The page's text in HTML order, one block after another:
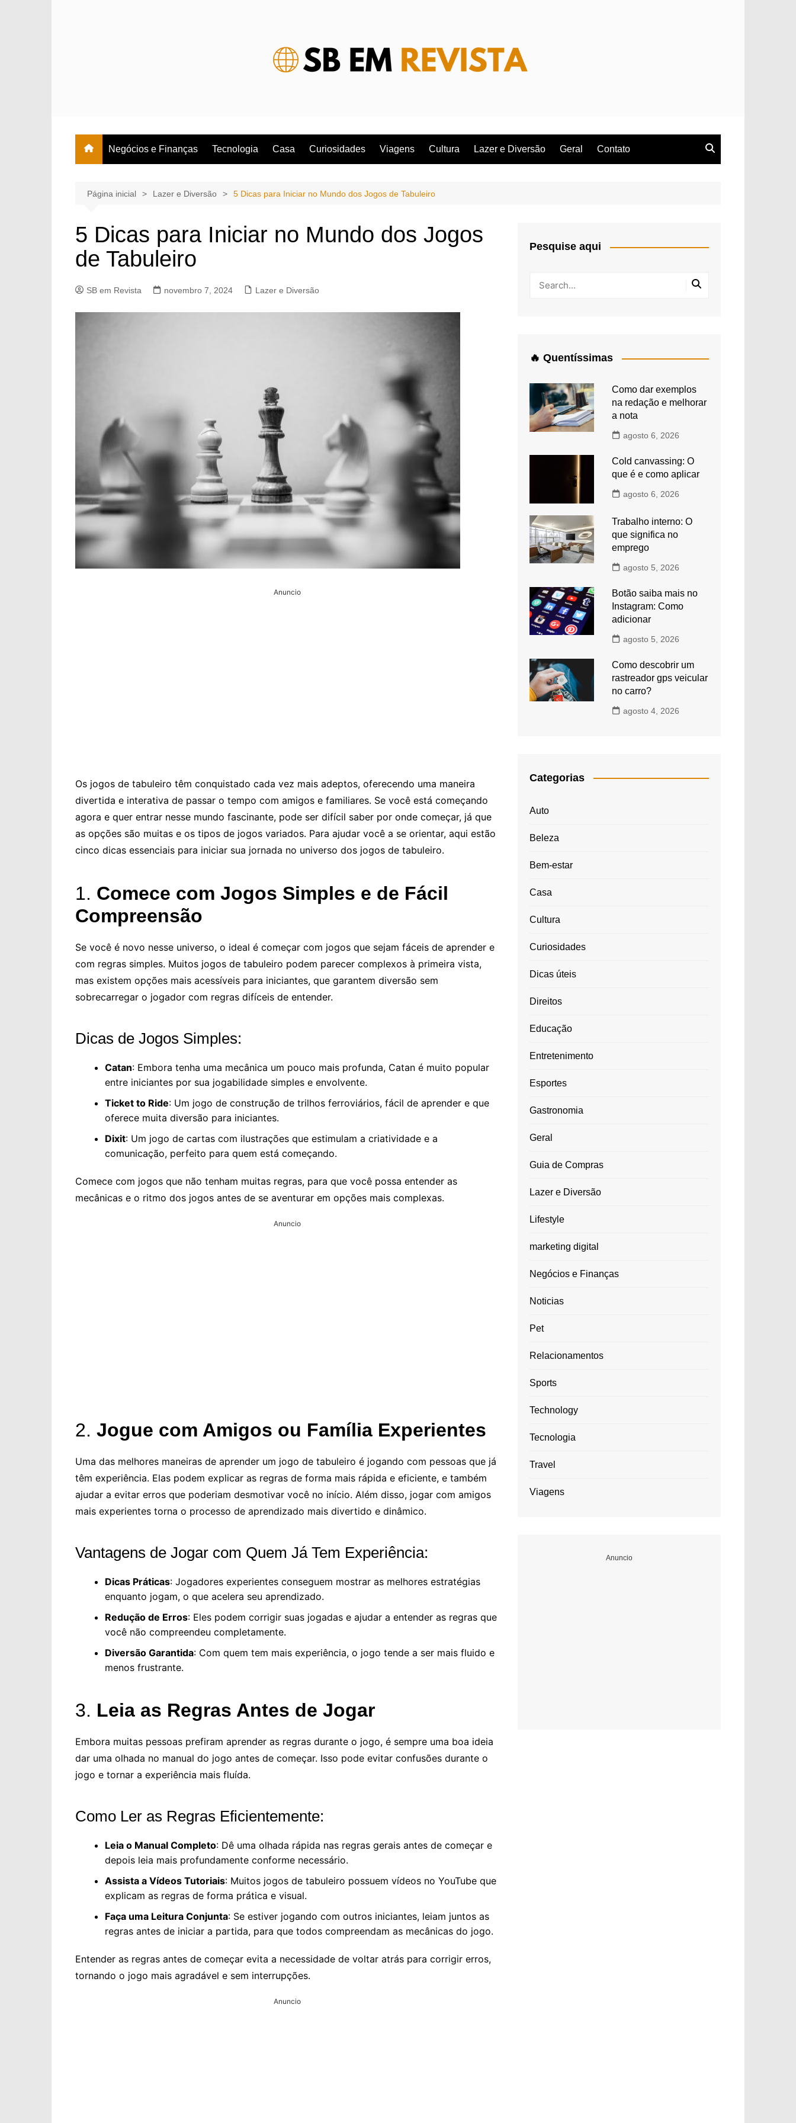
Negócios e Finanças Tecnologia Casa Curiosidades Viagens Cultura Lazer e Diversão Geral Contato
Página inicial Lazer e Diversão 5 Dicas para Iniciar no Mundo dos Jogos de Tabuleiro
5 Dicas para Iniciar no Mundo dos Jogos
de Tabuleiro
SB em Revista novembro 7, 2024 Lazer e Diversão
Anuncio
Os jogos de tabuleiro têm conquistado cada vez mais adeptos, oferecendo uma maneira
divertida e interativa de passar o tempo com amigos e familiares. Se você está começando
agora e quer entrar nesse mundo fascinante, pode ser difícil saber por onde começar, já que
as opções são muitas e os tipos de jogos variados. Para ajudar você a se orientar, aqui estão
cinco dicas essenciais para iniciar sua jornada no universo dos jogos de tabuleiro.
1. Comece com Jogos Simples e de Fácil
Compreensão
Se você é novo nesse universo, o ideal é começar com jogos que sejam fáceis de aprender e
com regras simples. Muitos jogos de tabuleiro podem parecer complexos à primeira vista,
mas existem opções mais acessíveis para iniciantes, que garantem diversão sem
sobrecarregar o jogador com regras difíceis de entender.
Dicas de Jogos Simples:
Catan: Embora tenha uma mecânica um pouco mais profunda, Catan é muito popular
entre iniciantes por sua jogabilidade simples e envolvente.
Ticket to Ride: Um jogo de construção de trilhos ferroviários, fácil de aprender e que
oferece muita diversão para iniciantes.
Dixit: Um jogo de cartas com ilustrações que estimulam a criatividade e a
comunicação, perfeito para quem está começando.
Comece com jogos que não tenham muitas regras, para que você possa entender as
mecânicas e o ritmo dos jogos antes de se aventurar em opções mais complexas.
Anuncio
2. Jogue com Amigos ou Família Experientes
Uma das melhores maneiras de aprender um jogo de tabuleiro é jogando com pessoas que já
têm experiência. Elas podem explicar as regras de forma mais rápida e eficiente, e também
ajudar a evitar erros que poderiam desmotivar você no início. Além disso, jogar com amigos
mais experientes torna o processo de aprendizado mais divertido e dinâmico.
Vantagens de Jogar com Quem Já Tem Experiência:
Dicas Práticas: Jogadores experientes conseguem mostrar as melhores estratégias
enquanto jogam, o que acelera seu aprendizado.
Redução de Erros: Eles podem corrigir suas jogadas e ajudar a entender as regras que
você não compreendeu completamente.
Diversão Garantida: Com quem tem mais experiência, o jogo tende a ser mais fluido e
menos frustrante.
3. Leia as Regras Antes de Jogar
Embora muitas pessoas prefiram aprender as regras durante o jogo, é sempre uma boa ideia
dar uma olhada no manual do jogo antes de começar. Isso pode evitar confusões durante o
jogo e tornar a experiência mais fluída.
Como Ler as Regras Eficientemente:
Leia o Manual Completo: Dê uma olhada rápida nas regras gerais antes de começar e
depois leia mais profundamente conforme necessário.
Assista a Vídeos Tutoriais: Muitos jogos de tabuleiro possuem vídeos no YouTube que
explicam as regras de forma prática e visual.
Faça uma Leitura Conjunta: Se estiver jogando com outros iniciantes, leiam juntos as
regras antes de iniciar a partida, para que todos compreendam as mecânicas do jogo.
Entender as regras antes de começar evita a necessidade de voltar atrás para corrigir erros,
tornando o jogo mais agradável e sem interrupções.
Anuncio
Pesquise aqui
🔥 Quentíssimas
Como dar exemplos
na redação e melhorar
a nota
agosto 6, 2026
Cold canvassing: O
que é e como aplicar
agosto 6, 2026
Trabalho interno: O
que significa no
emprego
agosto 5, 2026
Botão saiba mais no
Instagram: Como
adicionar
agosto 5, 2026
Como descobrir um
rastreador gps veicular
no carro?
agosto 4, 2026
Categorias
Auto
Beleza
Bem-estar
Casa
Cultura
Curiosidades
Dicas úteis
Direitos
Educação
Entretenimento
Esportes
Gastronomia
Geral
Guia de Compras
Lazer e Diversão
Lifestyle
marketing digital
Negócios e Finanças
Noticias
Pet
Relacionamentos
Sports
Technology
Tecnologia
Travel
Viagens
Anuncio